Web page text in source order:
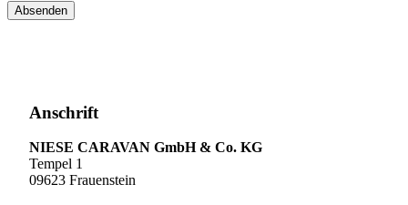
Absenden
Anschrift
NIESE CARAVAN GmbH & Co. KG
Tempel 1
09623 Frauenstein